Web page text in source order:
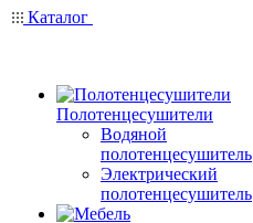
Каталог
Полотенцесушители
Водяной
полотенцесушитель
Электрический
полотенцесушитель